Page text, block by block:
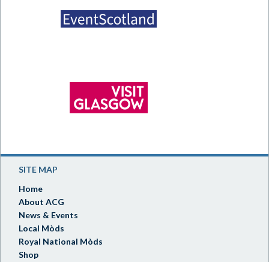
SITE MAP
Home
About ACG
News & Events
Local Mòds
Royal National Mòds
Shop